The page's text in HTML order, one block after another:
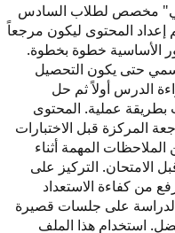
مخصص لطلاب السادس
في مادة احياء لسنة 2027. تم إعداد المحتوى ليكون مرجعاً
الأساسية خطوة بخطوة.
حتى يكون التحصيل
الدرس أولاً ثم حل
بطريقة عملية. المحتوى
المركزة قبل الاختبارات
المهمة أثناء
التركيز على
من كفاءة الاستعداد
على جلسات قصيرة
استخدام هذا الملف